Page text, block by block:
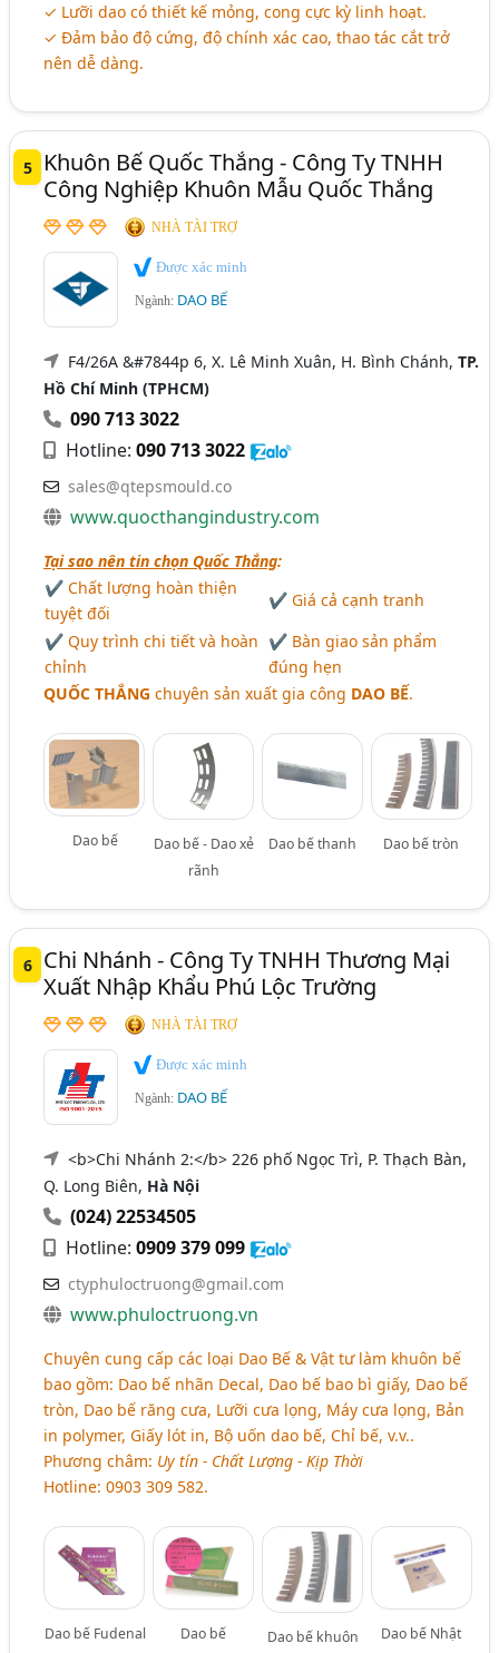
✓ Lưỡi dao có thiết kế mỏng, cong cực kỳ linh hoạt.
✓ Đảm bảo độ cứng, độ chính xác cao, thao tác cắt trở
nên dễ dàng.
5
Khuôn Bế Quốc Thắng - Công Ty TNHH
Công Nghiệp Khuôn Mẫu Quốc Thắng
NHÀ TÀI TRỢ
Được xác minh
Ngành: DAO BẾ
F4/26A &#7844p 6, X. Lê Minh Xuân, H. Bình Chánh,TP.
Hồ Chí Minh (TPHCM)
090 713 3022
Hotline:090 713 3022
sales@qtepsmould.co
www.quocthangindustry.com
Tại sao nên tin chọn Quốc Thắng:
✔ Chất lượng hoàn thiện
tuyệt đối
✔ Giá cả cạnh tranh
✔ Quy trình chi tiết và hoàn
chỉnh
✔ Bàn giao sản phẩm
đúng hẹn
QUỐC THẮNG chuyên sản xuất gia công DAO BẾ.
Dao bế
Dao bế - Dao xẻ
rãnh
Dao bế thanh Dao bế tròn
6
Chi Nhánh - Công Ty TNHH Thương Mại
Xuất Nhập Khẩu Phú Lộc Trường
NHÀ TÀI TRỢ
Được xác minh
Ngành: DAO BẾ
<b>Chi Nhánh 2:</b> 226 phố Ngọc Trì, P. Thạch Bàn,
Q. Long Biên, Hà Nội
(024) 22534505
Hotline:0909 379 099
ctyphuloctruong@gmail.com
www.phuloctruong.vn
Chuyên cung cấp các loại Dao Bế & Vật tư làm khuôn bế
bao gồm: Dao bế nhãn Decal, Dao bế bao bì giấy, Dao bế
tròn, Dao bế răng cưa, Lưỡi cưa lọng, Máy cưa lọng, Bản
in polymer, Giấy lót in, Bộ uốn dao bế, Chỉ bế, v.v..
Phương châm: Uy tín - Chất Lượng - Kịp Thời
Hotline: 0903 309 582.
Dao bế Fudenal
Dao bế
Dao bế khuôn Dao bế Nhật